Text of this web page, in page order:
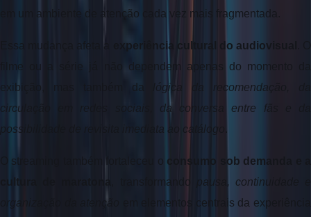
em um ambiente de atenção cada vez mais fragmentada.
Essa mudança afeta a experiência cultural do audiovisual
filme ou a série já não dependem apenas do momento da
exibição, mas também da
lógica da recomendação, da
circulação em redes sociais, da conversa entre fãs e da
possibilidade de revisita imediata ao catálogo
.
O streaming também fortaleceu o consumo sob demanda e a
cultura de maratona
, transformando
pausa, continuidade e
organização da atenção
em elementos centrais da experiência